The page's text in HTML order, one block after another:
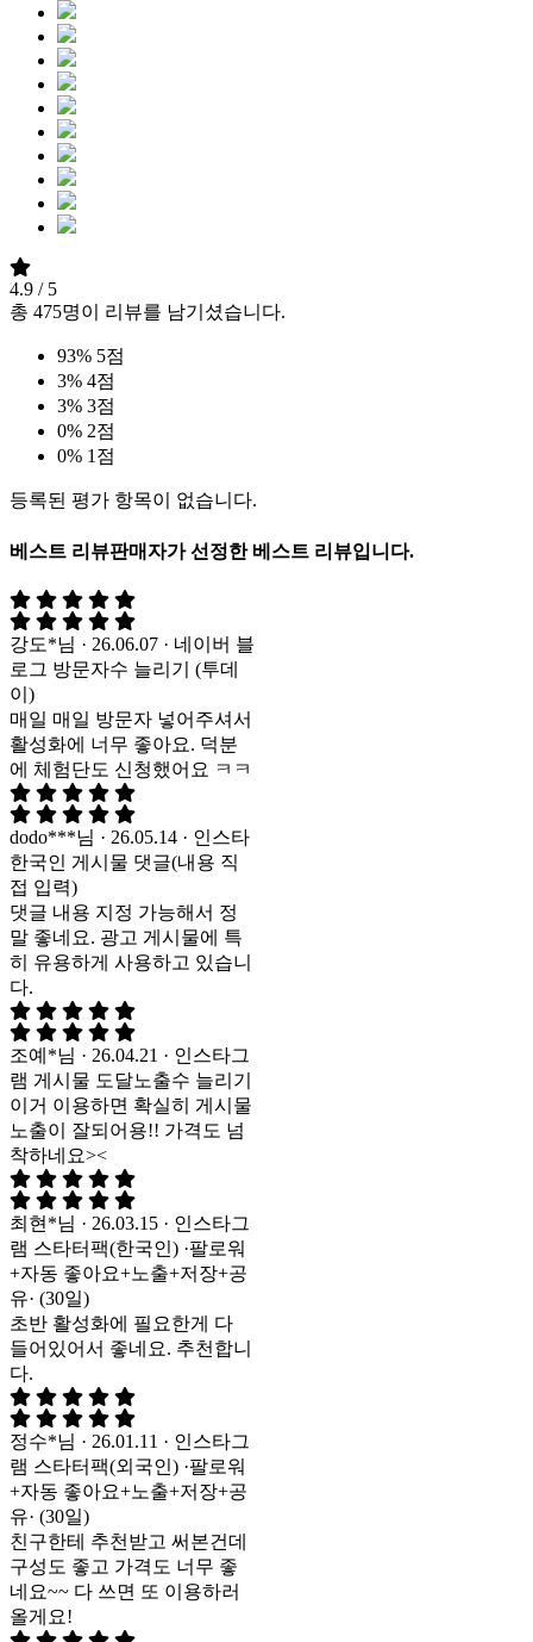
4.9 / 5
총 475명이 리뷰를 남기셨습니다.
93% 5점
3% 4점
3% 3점
0% 2점
0% 1점
등록된 평가 항목이 없습니다.
베스트 리뷰판매자가 선정한 베스트 리뷰입니다.
강도*님 · 26.06.07 · 네이버 블
로그 방문자수 늘리기 (투데
이)
매일 매일 방문자 넣어주셔서
활성화에 너무 좋아요. 덕분
에 체험단도 신청했어요 ㅋㅋ
dodo***님 · 26.05.14 · 인스타
한국인 게시물 댓글(내용 직
접 입력)
댓글 내용 지정 가능해서 정
말 좋네요. 광고 게시물에 특
히 유용하게 사용하고 있습니
다.
조예*님 · 26.04.21 · 인스타그
램 게시물 도달노출수 늘리기
이거 이용하면 확실히 게시물
노출이 잘되어용!! 가격도 넘
착하네요><
최현*님 · 26.03.15 · 인스타그
램 스타터팩(한국인) ·팔로워
+자동 좋아요+노출+저장+공
유· (30일)
초반 활성화에 필요한게 다
들어있어서 좋네요. 추천합니
다.
정수*님 · 26.01.11 · 인스타그
램 스타터팩(외국인) ·팔로워
+자동 좋아요+노출+저장+공
유· (30일)
친구한테 추천받고 써본건데
구성도 좋고 가격도 너무 좋
네요~~ 다 쓰면 또 이용하러
올게요!